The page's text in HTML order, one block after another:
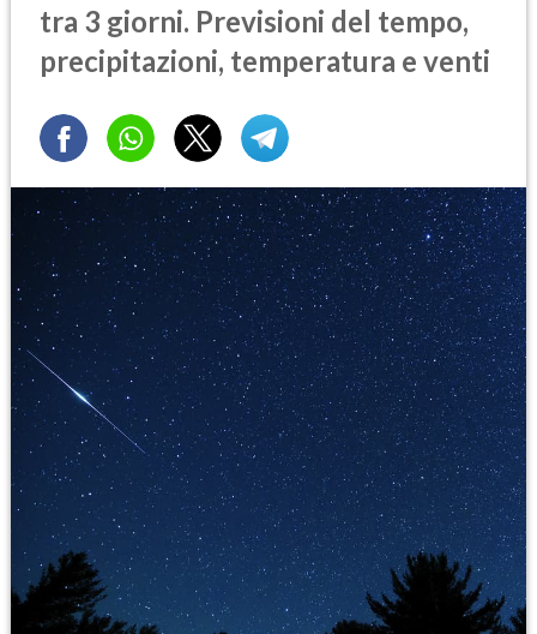
tra 3 giorni. Previsioni del tempo,
precipitazioni, temperatura e venti